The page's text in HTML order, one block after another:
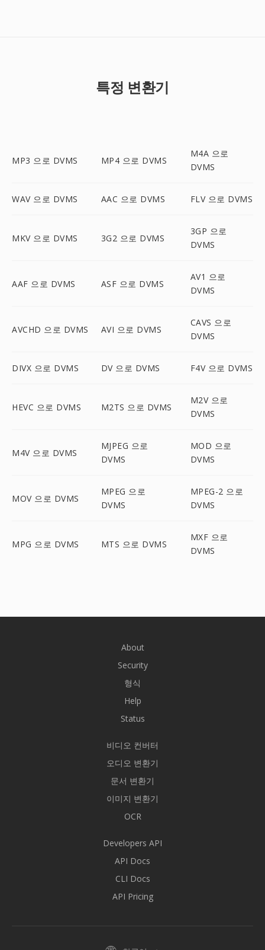
특정 변환기
MP3 으로 DVMS MP4 으로 DVMS
M4A 으로
DVMS
WAV 으로 DVMS AAC 으로 DVMS FLV 으로 DVMS
MKV 으로 DVMS 3G2 으로 DVMS
3GP 으로
DVMS
AAF 으로 DVMS ASF 으로 DVMS
AV1 으로
DVMS
AVCHD 으로 DVMS AVI 으로 DVMS
CAVS 으로
DVMS
DIVX 으로 DVMS DV 으로 DVMS F4V 으로 DVMS
HEVC 으로 DVMS M2TS 으로 DVMS
M2V 으로
DVMS
M4V 으로 DVMS
MJPEG 으로
DVMS
MOD 으로
DVMS
MOV 으로 DVMS
MPEG 으로
DVMS
MPEG-2 으로
DVMS
MPG 으로 DVMS MTS 으로 DVMS
MXF 으로
DVMS
About
Security
형식
Help
Status
비디오 컨버터
오디오 변환기
문서 변환기
이미지 변환기
OCR
Developers API
API Docs
CLI Docs
API Pricing